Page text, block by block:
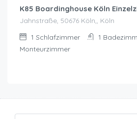
K85 Boardinghouse Köln
Jahnstraße, 50676 Köln,, Köln
1 Schlafzimmer 1
Monteurzimmer